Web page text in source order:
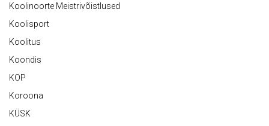
Koolinoorte Meistrivõistlused
Koolisport
Koolitus
Koondis
KOP
Koroona
KÜSK